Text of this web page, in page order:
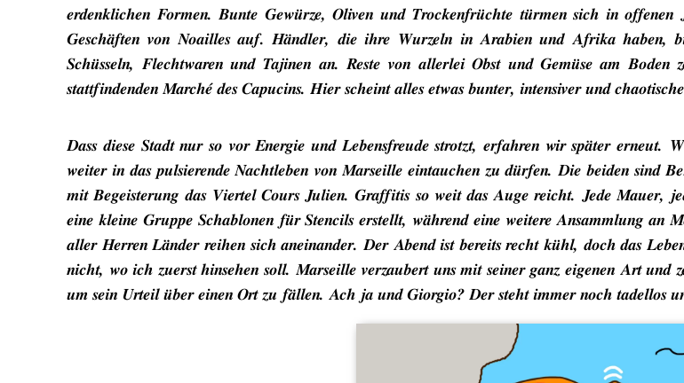
erdenklichen Formen. Bunte Gewürze, Oliven und Trockenfrüchte türmen sich in offenen
Geschäften von Noailles auf. Händler, die ihre Wurzeln in Arabien und Afrika haben,
Schüsseln, Flechtwaren und Tajinen an. Reste von allerlei Obst und Gemüse am Boden
stattfindenden Marché des Capucins. Hier scheint alles etwas bunter, intensiver und
Dass diese Stadt nur so vor Energie und Lebensfreude strotzt, erfahren wir später erneut.
weiter in das pulsierende Nachtleben von Marseille eintauchen zu dürfen. Die beiden sind
mit Begeisterung das Viertel Cours Julien. Graffitis so weit das Auge reicht. Jede Mauer,
eine kleine Gruppe Schablonen für Stencils erstellt, während eine weitere Ansammlung an
aller Herren Länder reihen sich aneinander. Der Abend ist bereits recht kühl, doch das
nicht, wo ich zuerst hinsehen soll. Marseille verzaubert uns mit seiner ganz eigenen Art und
um sein Urteil über einen Ort zu fällen. Ach ja und Giorgio? Der steht immer noch tadellos